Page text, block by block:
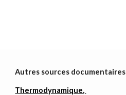
Autres sources documentaires
Thermodynamique,